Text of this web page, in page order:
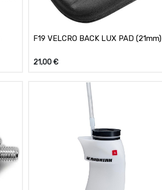
F19 VELCRO BACK LUX PAD (21mm)
21,00€